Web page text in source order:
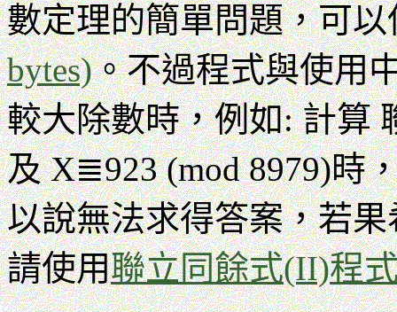
數定理的簡單問題，可
bytes)。不過程式與使用
較大除數時，例如: 計算
及 X≣923 (mod 8979)時
以說無法求得答案，若
請使用聯立同餘式(II)程